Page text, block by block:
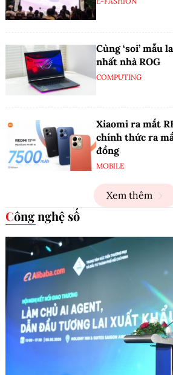
Cùng ‘soi’ mẫu
nhất nhà ROG
COMPUTING
Xiaomi ra mắt
chính thức ra
đồng
MOBILE
Xem thêm
Công nghệ số